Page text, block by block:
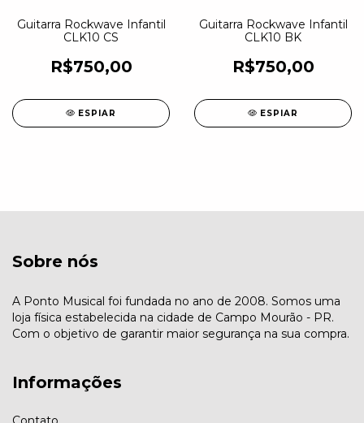
Guitarra Rockwave Infantil
CLK10 CS
R$750,00
ESPIAR
Guitarra Rockwave Infantil
CLK10 BK
R$750,00
ESPIAR
Sobre nós
A Ponto Musical foi fundada no ano de 2008. Somos uma
loja física estabelecida na cidade de Campo Mourão - PR.
Com o objetivo de garantir maior segurança na sua compra.
Informações